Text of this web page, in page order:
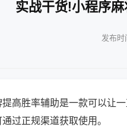
实战干货!小程序
发布
高胜率辅助是一款可以让
过正规渠道获取使用。